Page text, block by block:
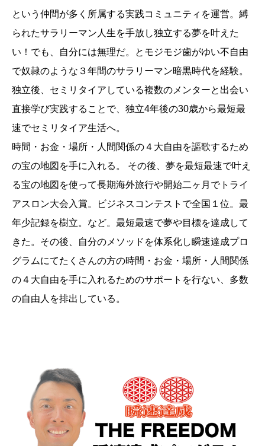
という仲間が多く所属する実践コミュニティを運営。縛
られたサラリーマン人生を手放し独立する夢を叶えた
い！でも、自分には無理だ。とモジモジ歯がゆい不自由
で奴隷のような３年間のサラリーマン暗黒時代を経験。
独立後、セミリタイアしている複数のメンターと出会い
直接学び実践することで、独立4年後の30歳から最短最
速でセミリタイア生活へ。
時間・お金・場所・人間関係の４大自由を謳歌するため
の宝の地図を手に入れる。 その後、夢を最短最速で叶え
る宝の地図を使って長期海外旅行や開始二ヶ月でトライ
アスロン大会入賞。ビジネスコンテストで全国１位。最
年少記録を樹立。など。最短最速で夢や目標を達成して
きた。その後、自分のメソッドを体系化し瞬速達成プロ
グラムにてたくさんの方の時間・お金・場所・人間関係
の４大自由を手に入れるためのサポートを行ない、多数
の自由人を排出している。